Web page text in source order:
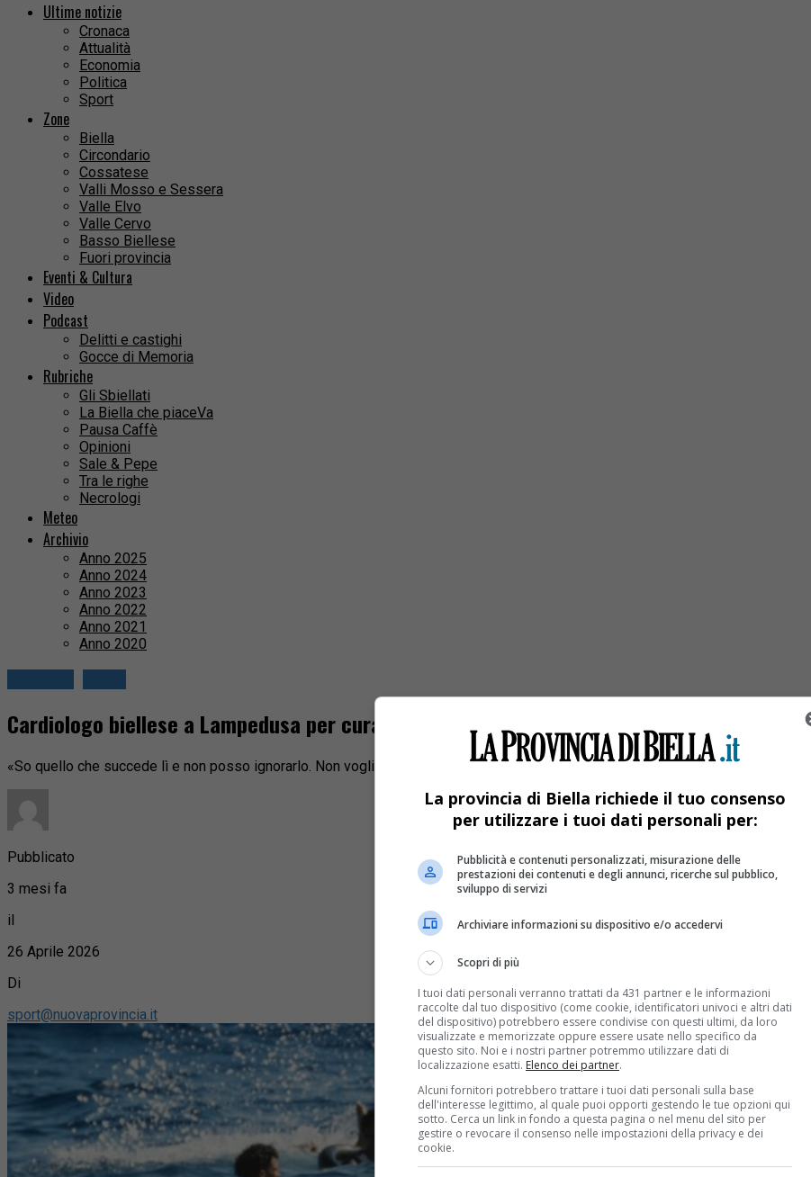
Ultime notizie
Cronaca
Attualità
Economia
Politica
Sport
Zone
Biella
Circondario
Cossatese
Valli Mosso e Sessera
Valle Elvo
Valle Cervo
Basso Biellese
Fuori provincia
Eventi & Cultura
Video
Podcast
Delitti e castighi
Gocce di Memoria
Rubriche
Gli Sbiellati
La Biella che piaceVa
Pausa Caffè
Opinioni
Sale & Pepe
Tra le righe
Necrologi
Meteo
Archivio
Anno 2025
Anno 2024
Anno 2023
Anno 2022
Anno 2021
Anno 2020
Cardiologo biellese a Lampedusa per curare i migranti
«So quello che succede lì e non posso ignorarlo. Non voglio voltarmi dall’altra parte»
Pubblicato
3 mesi fa
il
26 Aprile 2026
Di
sport@nuovaprovincia.it
La provincia di Biella richiede il tuo consenso
per utilizzare i tuoi dati personali per:
Pubblicità e contenuti personalizzati, misurazione delle
prestazioni dei contenuti e degli annunci, ricerche sul pubblico,
sviluppo di servizi
Archiviare informazioni su dispositivo e/o accedervi
Scopri di più
I tuoi dati personali verranno trattati da 431 partner e le informazioni
raccolte dal tuo dispositivo (come cookie, identificatori univoci e altri dati
del dispositivo) potrebbero essere condivise con questi ultimi, da loro
visualizzate e memorizzate oppure essere usate nello specifico da
questo sito. Noi e i nostri partner potremmo utilizzare dati di
localizzazione esatti. Elenco dei partner.
Alcuni fornitori potrebbero trattare i tuoi dati personali sulla base
dell'interesse legittimo, al quale puoi opporti gestendo le tue opzioni qui
sotto. Cerca un link in fondo a questa pagina o nel menu del sito per
gestire o revocare il consenso nelle impostazioni della privacy e dei
cookie.